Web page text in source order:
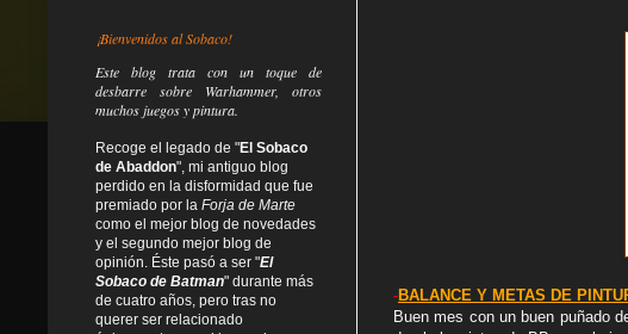
-BALANCE Y METAS DE
Buen mes con un buen puñado
¡Bienvenidos al Sobaco!
Este blog trata con un toque de
desbarre sobre Warhammer, otros
muchos juegos y pintura.
Recoge el legado de "El Sobaco
de Abaddon", mi antiguo blog
perdido en la disformidad que fue
premiado por la Forja de Marte
como el mejor blog de novedades
y el segundo mejor blog de
opinión. Éste pasó a ser "El
Sobaco de Batman" durante más
de cuatro años, pero tras no
querer ser relacionado